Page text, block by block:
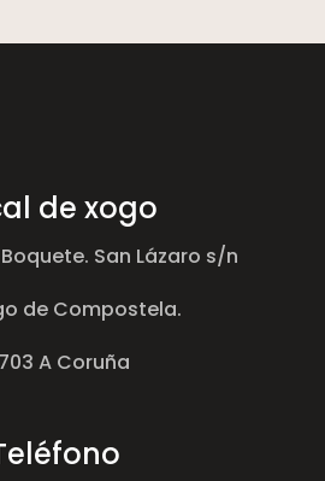
de xogo
San Lázaro s/n
de Compostela.
A Coruña